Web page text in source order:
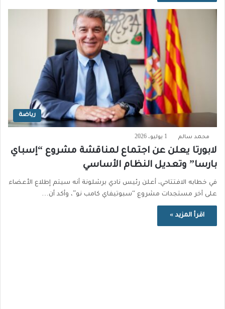
رياضة
محمد سالم 1 يوليو، 2026
لابورتا يعلن عن اجتماع لمناقشة مشروع “إسباي
بارسا” وتعديل النظام الأساسي
في خطابه الافتتاحي، أعلن رئيس نادي برشلونة أنه سيتم إطلاع الأعضاء
على آخر مستجدات مشروع “سبوتيفاي كامب نو”، وأكد أن…
اقرأ المزيد »